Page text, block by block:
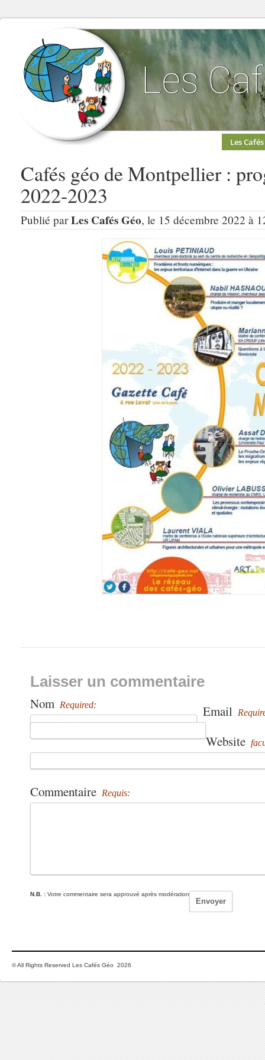
Les Cafés
Cafés géo de Montpellier :
2022-2023
Publié parLes Cafés Géo, le 15 décembre 2022 à
Laisser un commentaire
Nom Required: Email
Website
Commentaire Requis:
N.B. : Votre commentaire sera approuvé après modération
© All Rights Reserved Les Cafés Géo 2026